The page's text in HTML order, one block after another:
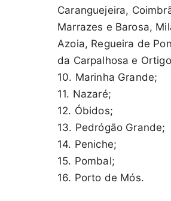
Caranguejeira,
Marrazes e Barosa,
Azoia, Regueira de
da Carpalhosa e
10. Marinha Grande;
11. Nazaré;
12. Óbidos;
13. Pedrógão Grande;
14. Peniche;
15. Pombal;
16. Porto de Mós.